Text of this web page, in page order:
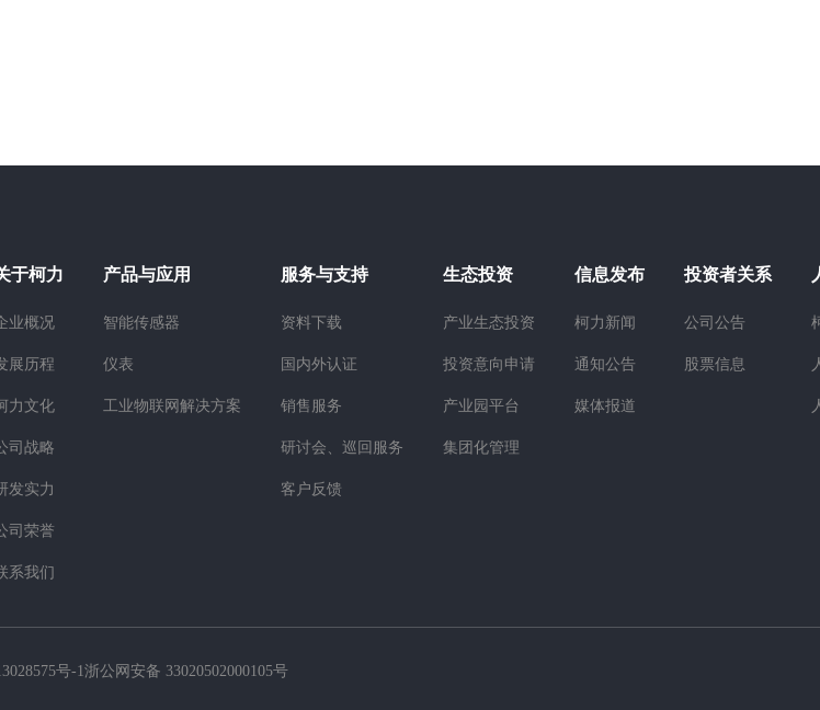
于柯力
业概况
展历程
力文化
司战略
发实力
司荣誉
系我们
产品与应用
智能传感器
仪表
工业物联网解决方案
服务与支持
资料下载
国内外认证
销售服务
研讨会、巡回服务
客户反馈
生态投资
产业生态投资
投资意向申请
产业园平台
集团化管理
信息发布
柯力新闻
通知公告
媒体报道
投资者关系
公司公告
股票信息
号-1浙公网安备 33020502000105号